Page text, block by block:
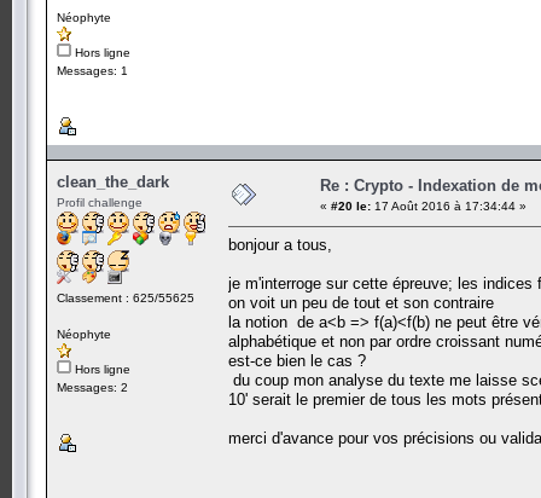
Néophyte
Hors ligne
Messages: 1
clean_the_dark
Profil challenge
Classement : 625/55625
Néophyte
Hors ligne
Messages: 2
Re : Crypto - Indexation de
« #20 le: 17 Août 2016 à 17:34:44 »
bonjour a tous,
je m'interroge sur cette épreuve; les
on voit un peu de tout et son contraire
la notion de a<b => f(a)<f(b) ne peut être
alphabétique et non par ordre croissant
est-ce bien le cas ?
du coup mon analyse du texte me laisse
10' serait le premier de tous les mots
merci d'avance pour vos précisions ou